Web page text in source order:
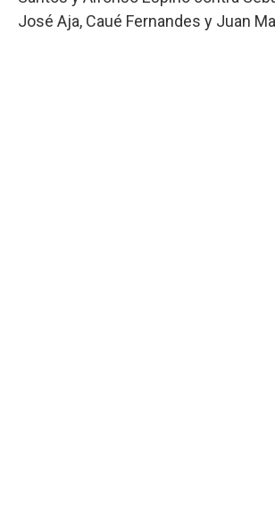
José Aja, Caué Fernandes y Juan